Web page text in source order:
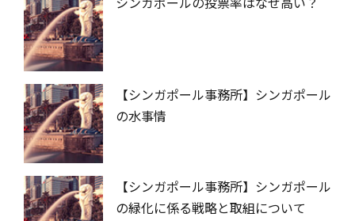
【シンガポール事務所】シンガポール
の水事情
【シンガポール事務所】シンガポール
の緑化に係る戦略と取組について